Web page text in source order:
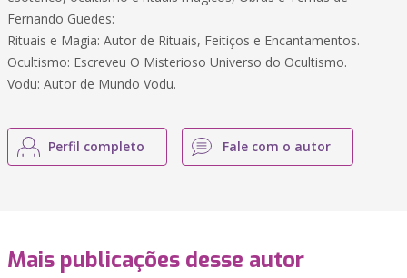
Fernando Guedes:
Rituais e Magia: Autor de Rituais, Feitiços e Encantamentos.
Ocultismo: Escreveu O Misterioso Universo do Ocultismo.
Vodu: Autor de Mundo Vodu.
Perfil completo Fale com o autor
Mais publicações desse autor